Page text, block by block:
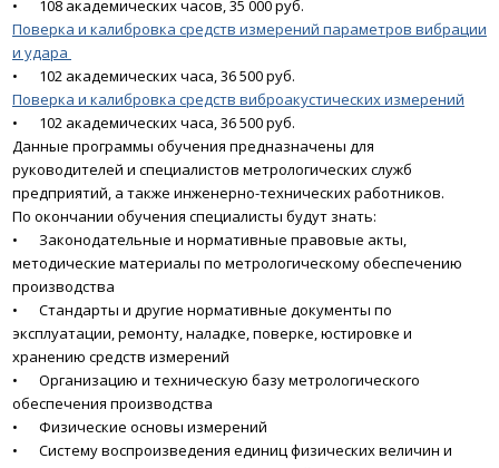
•
108 академических часов, 35 000 руб.
Поверка и калибровка средств измерений параметров вибрации
и удара
•
102 академических часа, 36 500 руб.
Поверка и калибровка средств виброакустических измерений
•
102 академических часа, 36 500 руб.
Данные программы обучения предназначены для
руководителей и специалистов метрологических служб
предприятий, а также инженерно-технических работников.
По окончании обучения специалисты будут знать:
•
Законодательные и нормативные правовые акты,
методические материалы по метрологическому обеспечению
производства
•
Стандарты и другие нормативные документы по
эксплуатации, ремонту, наладке, поверке, юстировке и
хранению средств измерений
•
Организацию и техническую базу метрологического
обеспечения производства
•
Физические основы измерений
•
Систему воспроизведения единиц физических величин и